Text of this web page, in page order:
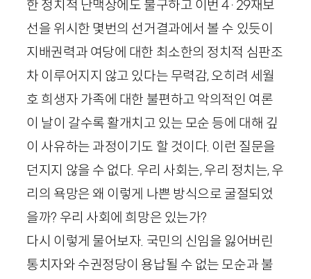
한 정치적 난맥상에도 불구하고 이번4· 29재보
선을 위시한 몇번의 선거결과에서 볼 수 있듯이
지배권력과 여당에 대한 최소한의 정치적 심판조
차 이루어지지 않고 있다는 무력감, 오히려 세월
호 희생자 가족에 대한 불편하고 악의적인 여론
이 날이 갈수록 활개치고 있는 모순 등에 대해 깊
이 사유하는 과정이기도 할 것이다. 이런 질문을
던지지 않을 수 없다. 우리 사회는, 우리 정치는, 우
리의 욕망은 왜 이렇게 나쁜 방식으로 굴절되었
을까? 우리 사회에 희망은 있는가?
다시 이렇게 물어보자. 국민의 신임을 잃어버린
통치자와 수권정당이 용납될 수 없는 모순과 불